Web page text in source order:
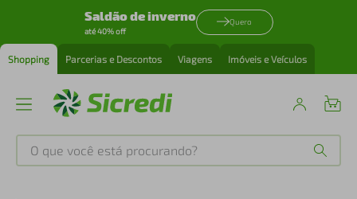
Saldão de inverno
até 40% off
Quero
Shopping Parcerias e Descontos Viagens Imóveis e Veículos
O que você está procurando?